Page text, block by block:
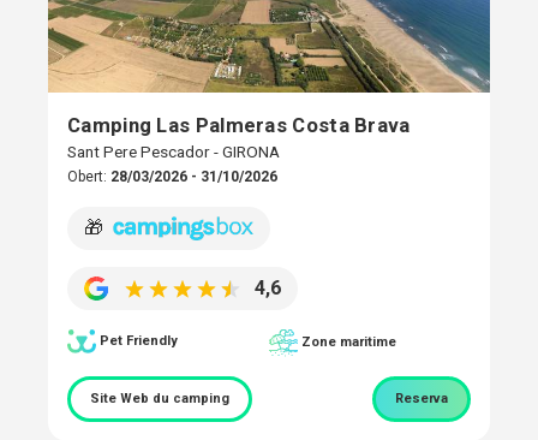
Camping Las Palmeras Costa Brava
Sant Pere Pescador - GIRONA
Obert: 28/03/2026 - 31/10/2026
🎁
4,6
Pet Friendly Zone maritime
Site Web du camping Reserva